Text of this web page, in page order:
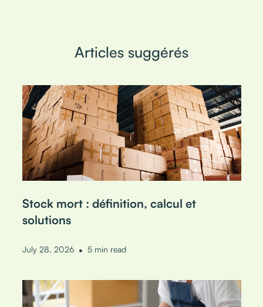
Articles suggérés
Stock mort : définition, calcul et
solutions
July 28, 2026 • 5 min read